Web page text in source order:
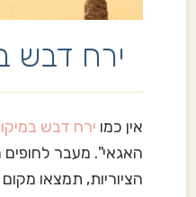
ירח דבש
אין כמו ירח דבש
האגאי". מעבר לחופים
הציוריות, תמצאו